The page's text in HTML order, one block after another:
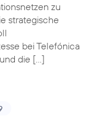
zu
strategische
bei Telefónica
die […]